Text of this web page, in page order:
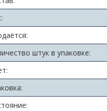
штук в упаковке: